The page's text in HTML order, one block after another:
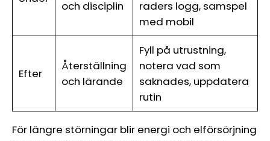
och disciplin
raders logg, samspel
med mobil
Efter
Återställning
och lärande
Fyll på utrustning,
notera vad som
saknades, uppdatera
rutin
För längre störningar blir energi och elförsörjning